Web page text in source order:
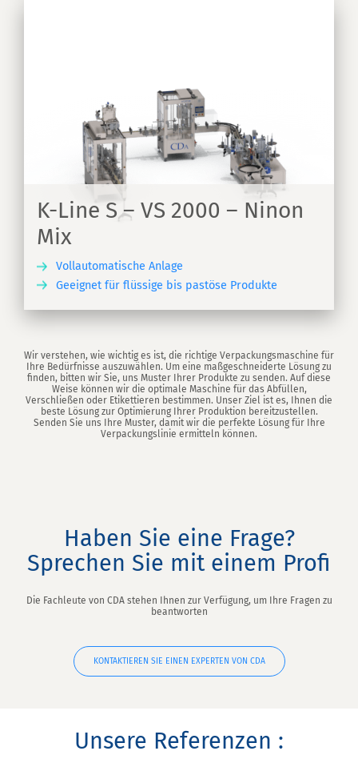
K-Line S – VS 2000 – Ninon
Mix
Vollautomatische Anlage
Geeignet für flüssige bis pastöse Produkte
Wir verstehen, wie wichtig es ist, die richtige Verpackungsmaschine für
Ihre Bedürfnisse auszuwählen. Um eine maßgeschneiderte Lösung zu
finden, bitten wir Sie, uns Muster Ihrer Produkte zu senden. Auf diese
Weise können wir die optimale Maschine für das Abfüllen,
Verschließen oder Etikettieren bestimmen. Unser Ziel ist es, Ihnen die
beste Lösung zur Optimierung Ihrer Produktion bereitzustellen.
Senden Sie uns Ihre Muster, damit wir die perfekte Lösung für Ihre
Verpackungslinie ermitteln können.
Haben Sie eine Frage?
Sprechen Sie mit einem Profi
Die Fachleute von CDA stehen Ihnen zur Verfügung, um Ihre Fragen zu
beantworten
KONTAKTIEREN SIE EINEN EXPERTEN VON CDA
Unsere Referenzen :